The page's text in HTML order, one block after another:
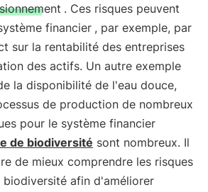
. Ces risques peuvent
financier , par exemple, par
sur la rentabilité des entreprises
des actifs. Un autre exemple
la disponibilité de l'eau douce,
de production de nombreux
pour le système financier
de biodiversité sont nombreux. Il
de mieux comprendre les risques
biodiversité afin d'améliorer